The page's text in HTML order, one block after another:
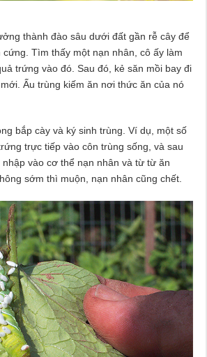
thành đào sâu dưới đất gần rễ cây để
Tìm thấy một nạn nhân, cô ấy làm
trứng vào đó. Sau đó, kẻ săn mồi bay đi
Ấu trùng kiếm ăn nơi thức ăn của nó
bắp cày và ký sinh trùng. Ví dụ, một số
trực tiếp vào côn trùng sống, và sau
vào cơ thể nạn nhân và từ từ ăn
sớm thì muộn, nạn nhân cũng chết.